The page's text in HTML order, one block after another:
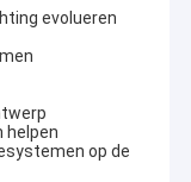
evolueren
helpen
op de